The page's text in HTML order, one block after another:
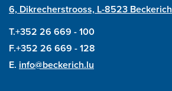
6, Dikrecherstrooss, L-8523 Beckerich
T.+352 26 669 - 100
F.+352 26 669 - 128
E. info@beckerich.lu